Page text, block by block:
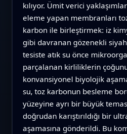
kılıyor. Ümit verici
eleme yapan membranları
karbon ile birleştirmek: iz
gibi davranan gözenekli
tesiste atık su önce
parçalanan kirliliklerin çoğunu
konvansiyonel biyolojik
su, toz karbonun besleme
yüzeyine ayrı bir büyük
doğrudan karıştırıldığı bir
aşamasına gönderildi. Bu